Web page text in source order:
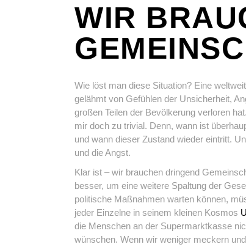
WIR
Wie löst man diese Situation? Eine
gelähmt von Gefühlen der Unsicherheit,
großen Teilen der Bevölkerung verloren
mir doch zu trivial. Denn, wann ist
und wann dieser Zustand wieder eintritt.
und die Angst.
Klar ist – wir brauchen dringend
besser, um eine weitere Spaltung der
politische Maßnahmen warten können,
jeder Einzelne in seinem kleinen Kosmos
die Menschen an der Supermarktkasse
wünschen. Wenn wir weniger meckern